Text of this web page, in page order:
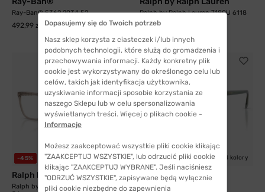
Ray-Ban® 5362 2034 52
492,99 zł
Ralph by Ralph Lauren 7180U 6118
55
-45% 4 kolory
Ralph by Ralph Lauren
Ralph by Ralph Lauren 7178U 5802
-37% 4 kolory
Swarovski
Swarovski 2033 1043 54
Dopasujemy się do Twoich potrzeb
Nasz sklep korzysta z ciasteczek i/lub innych
podobnych technologii, które służą do gromadzenia i
przechowywania informacji. Każdy konkretny plik
cookie jest wykorzystywany do określonego celu lub
celów, takich jak identyfikacja użytkownika,
uzyskiwanie informacji sposobie korzystania ze
naszego Sklepu lub w celu spersonalizowania
wyświetlanych treści. Więcej o plikach cookie -
Informacje
Możesz zaakceptować wszystkie pliki cookie klikając
"ZAAKCEPTUJ WSZYSTKIE", lub odrzucić pliki cookie
klikając "ZAAKCEPTUJ WYBRANE". Jeśli naciśniesz
"ODRZUĆ WSZYSTKIE", zapisywane będą wyłącznie
pliki cookie niezbędne do zapewnienia